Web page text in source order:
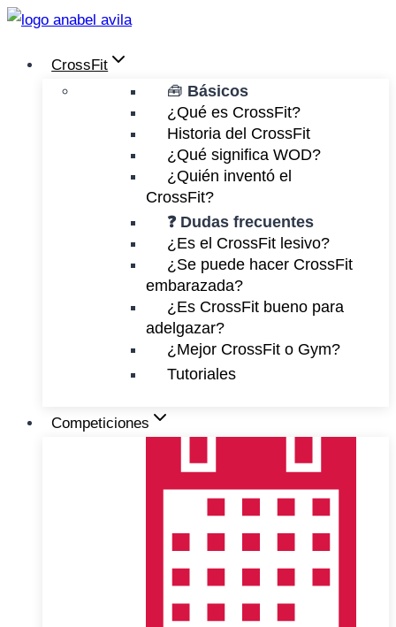
Saltar
contenidoCrossFit
🧰 Básicos
¿Qué es CrossFit?
Historia del CrossFit
¿Qué significa WOD?
¿Quién inventó el
CrossFit?
❓ Dudas frecuentes
¿Es el CrossFit lesivo?
¿Se puede hacer CrossFit
embarazada?
¿Es CrossFit bueno para
adelgazar?
¿Mejor CrossFit o Gym?
Tutoriales
Competiciones